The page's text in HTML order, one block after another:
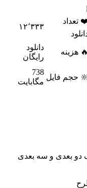
۱۲٬۳۳۳
رایگان
فایل
738
مگابایت
و سه بعدی